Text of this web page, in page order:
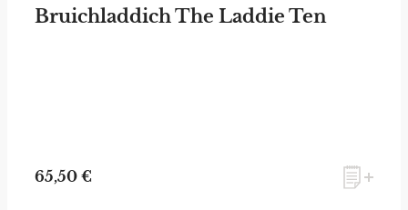
Bruichladdich The Laddie Ten
65,50 €